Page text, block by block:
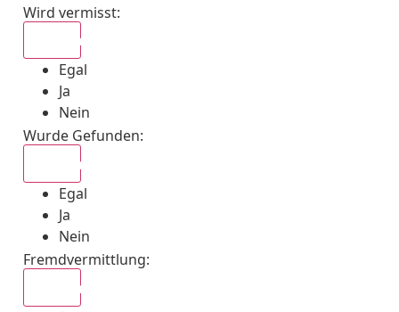
Wird vermisst:
Egal
Ja
Nein
Wurde Gefunden:
Egal
Ja
Nein
Fremdvermittlung: